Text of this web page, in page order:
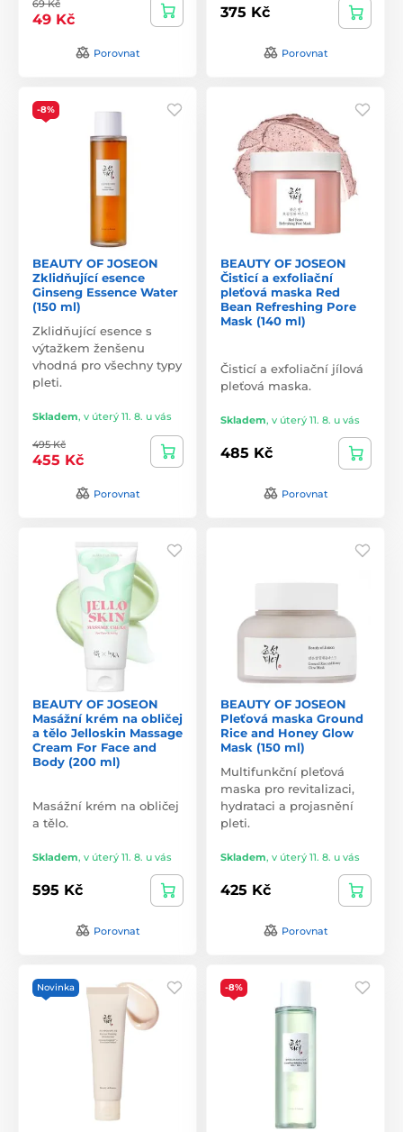
69 Kč
49 Kč
Porovnat
375 Kč
Porovnat
-8%
BEAUTY OF JOSEON
Zklidňující esence
Ginseng Essence Water
(150 ml)
Zklidňující esence s
výtažkem ženšenu
vhodná pro všechny typy
pleti.
Skladem, v úterý 11. 8. u vás
495 Kč
455 Kč
Porovnat
BEAUTY OF JOSEON
Čisticí a exfoliační
pleťová maska Red
Bean Refreshing Pore
Mask (140 ml)
Čisticí a exfoliační jílová
pleťová maska.
Skladem, v úterý 11. 8. u vás
485 Kč
Porovnat
BEAUTY OF JOSEON
Masážní krém na obličej
a tělo Jelloskin Massage
Cream For Face and
Body (200 ml)
Masážní krém na obličej
a tělo.
Skladem, v úterý 11. 8. u vás
595 Kč
Porovnat
BEAUTY OF JOSEON
Pleťová maska Ground
Rice and Honey Glow
Mask (150 ml)
Multifunkční pleťová
maska pro revitalizaci,
hydrataci a projasnění
pleti.
Skladem, v úterý 11. 8. u vás
425 Kč
Porovnat
Novinka -8%